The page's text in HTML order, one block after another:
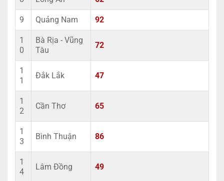
9 Quảng Nam 92
1
0
Bà Rịa - Vũng
Tàu
72
1
1
Đắk Lắk 47
1
2
Cần Thơ 65
1
3
Bình Thuận 86
1
4
Lâm Đồng 49